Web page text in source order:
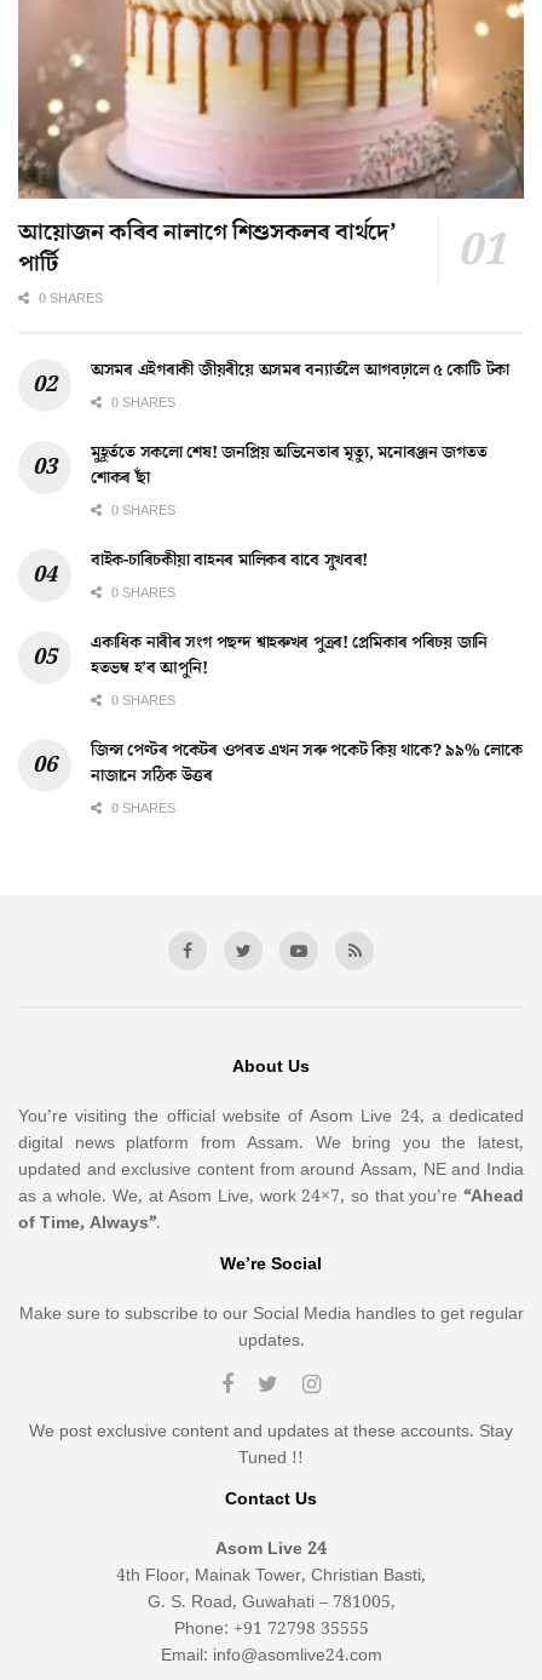
আয়োজন কৰিব নালাগে শিশুসকলৰ বাৰ্থদে’
পাৰ্টি
0 SHARES
অসমৰ এইগৰাকী জীয়ৰীয়ে অসমৰ বন্যাৰ্তলৈ আগবঢ়ালে ৫ কোটি টকা
0 SHARES
মুহূৰ্ততে সকলো শেষ! জনপ্ৰিয় অভিনেতাৰ মৃত্যু, মনোৰঞ্জন জগতত
শোকৰ ছাঁ
0 SHARES
বাইক-চাৰিচকীয়া বাহনৰ মালিকৰ বাবে সুখবৰ!
0 SHARES
একাধিক নাৰীৰ সংগ পছন্দ শ্বাহৰুখৰ পুত্ৰৰ! প্ৰেমিকাৰ পৰিচয় জানি
হতভম্ব হ’ব আপুনি!
0 SHARES
জিন্স পেণ্টৰ পকেটৰ ওপৰত এখন সৰু পকেট কিয় থাকে? ৯৯% লোকে
নাজানে সঠিক উত্তৰ
0 SHARES
About Us
You’re visiting the official website of Asom Live 24, a dedicated
digital news platform from Assam. We bring you the latest,
updated and exclusive content from around Assam, NE and India
as a whole. We, at Asom Live, work 24×7, so that you’re “Ahead
of Time, Always”.
We’re Social
Make sure to subscribe to our Social Media handles to get regular
updates.
We post exclusive content and updates at these accounts. Stay
Tuned !!
Contact Us
Asom Live 24
4th Floor, Mainak Tower, Christian Basti,
G. S. Road, Guwahati – 781005,
Phone: +91 72798 35555
Email: info@asomlive24.com